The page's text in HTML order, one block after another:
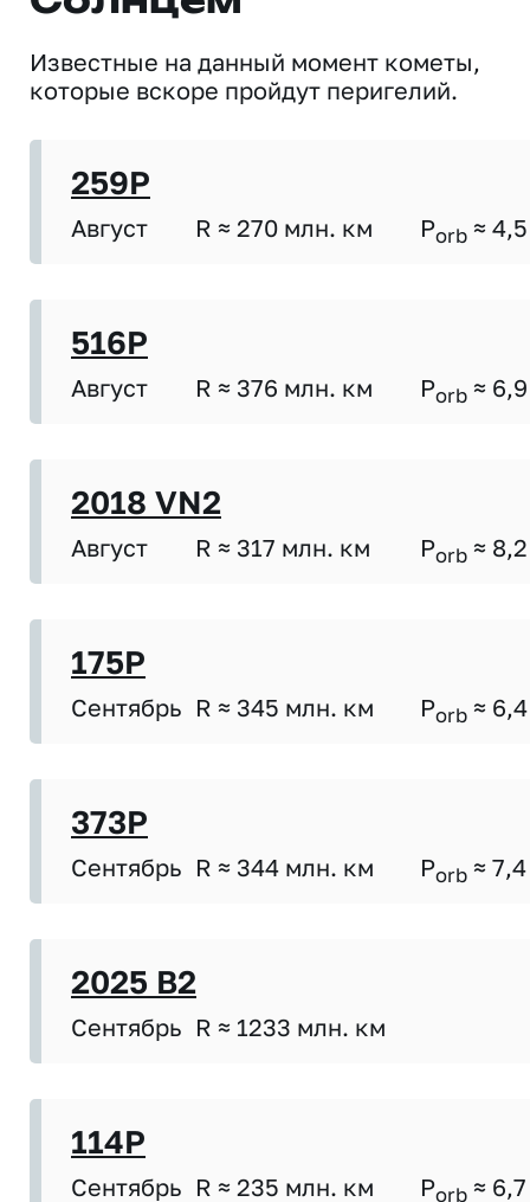
Известные на данный момент кометы,
которые вскоре пройдут перигелий.
259P
Август R ≈ 270 млн. км Porb ≈ 4,5
516P
Август R ≈ 376 млн. км Porb ≈ 6,9
2018 VN2
Август R ≈ 317 млн. км Porb ≈ 8,2
175P
Сентябрь R ≈ 345 млн. км Porb ≈ 6,4
373P
Сентябрь R ≈ 344 млн. км Porb ≈ 7,4
2025 B2
Сентябрь R ≈ 1233 млн. км
114P
Сентябрь R ≈ 235 млн. км Porb ≈ 6,7